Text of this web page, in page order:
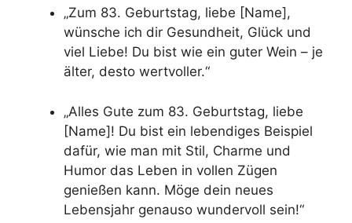
„Zum 83. Geburtstag, liebe [Name],
wünsche ich dir Gesundheit, Glück und
viel Liebe! Du bist wie ein guter Wein – je
älter, desto wertvoller.“
„Alles Gute zum 83. Geburtstag, liebe
[Name]! Du bist ein lebendiges Beispiel
dafür, wie man mit Stil, Charme und
Humor das Leben in vollen Zügen
genießen kann. Möge dein neues
Lebensjahr genauso wundervoll sein!“